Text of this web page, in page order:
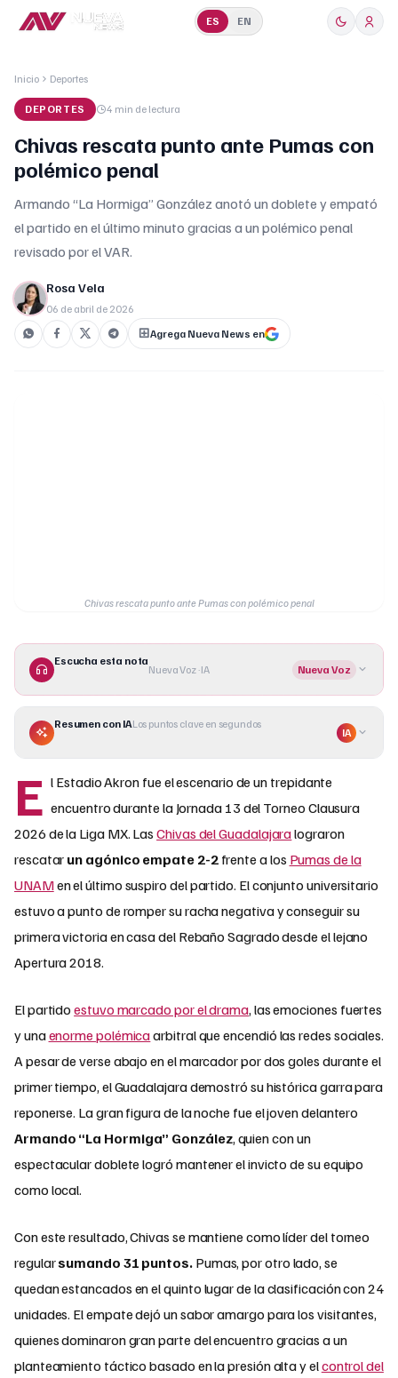
ES EN
Inicio Deportes
DEPORTES 4 min de lectura
Chivas rescata punto ante Pumas con
polémico penal
Armando “La Hormiga” González anotó un doblete y empató
el partido en el último minuto gracias a un polémico penal
revisado por el VAR.
Rosa Vela
06 de abril de 2026
Agrega Nueva News en
Chivas rescata punto ante Pumas con polémico penal
Escucha esta nota
Nueva Voz · IA Nueva Voz
Resumen con IALos puntos clave en segundos
IA
E l Estadio Akron fue el escenario de un trepidante
encuentro durante la Jornada 13 del Torneo Clausura
2026 de la Liga MX. LasChivas del Guadalajaralograron
rescatar un agónico empate 2-2frente a los Pumas de la
UNAMen el último suspiro del partido. El conjunto universitario
estuvo a punto de romper su racha negativa y conseguir su
primera victoria en casa del Rebaño Sagrado desde el lejano
Apertura 2018.
El partidoestuvo marcado por el drama, las emociones fuertes
y unaenorme polémicaarbitral que encendió las redes sociales.
A pesar de verse abajo en el marcador por dos goles durante el
primer tiempo, el Guadalajara demostró su histórica garra para
reponerse. La gran figura de la noche fue el joven delantero
Armando “La Hormiga” González, quien con un
espectacular doblete logró mantener el invicto de su equipo
como local.
Con este resultado, Chivas se mantiene como líder del torneo
regularsumando 31 puntos.Pumas, por otro lado, se
quedan estancados en el quinto lugar de la clasificación con 24
unidades. El empate dejó un sabor amargo para los visitantes,
quienes dominaron gran parte del encuentro gracias a un
planteamiento táctico basado en la presión alta y elcontrol del